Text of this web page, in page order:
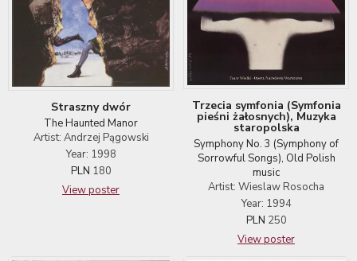
Straszny dwór
The Haunted Manor
Artist: Andrzej Pągowski
Year: 1998
PLN 180
View poster
Trzecia symfonia (Symfonia
pieśni żałosnych), Muzyka
staropolska
Symphony No. 3 (Symphony of
Sorrowful Songs), Old Polish
music
Artist: Wieslaw Rosocha
Year: 1994
PLN 250
View poster